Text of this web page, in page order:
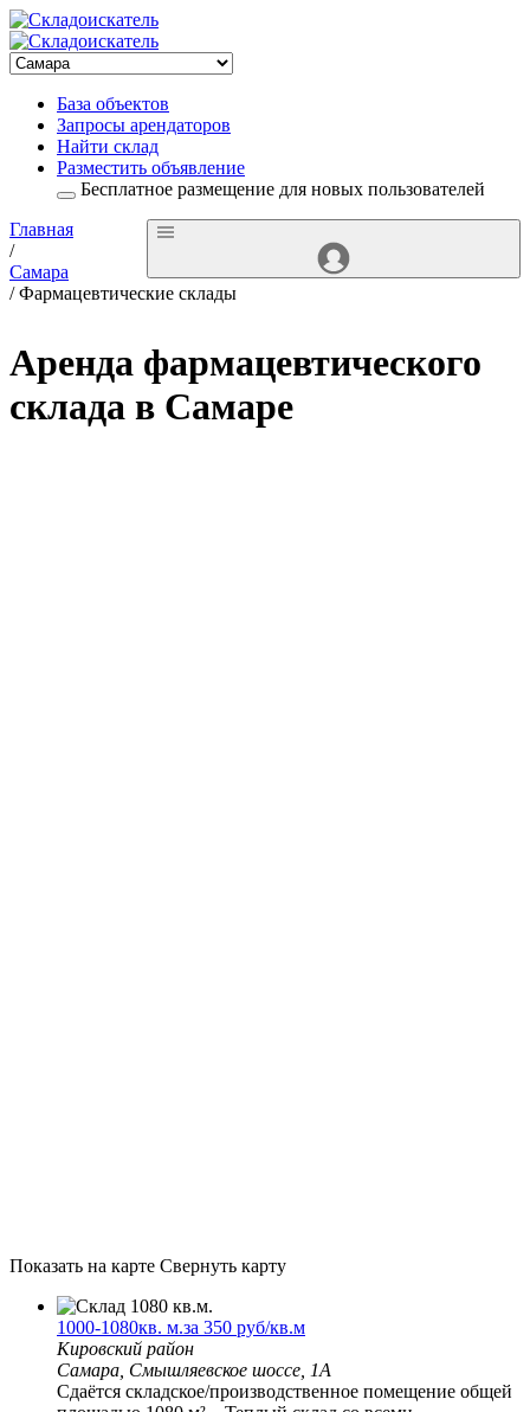
База объектов
Запросы арендаторов
Найти склад
Разместить объявление
Бесплатное размещение для новых пользователей
Главная
/
Самара
/ Фармацевтические склады
Аренда фармацевтического
склада в Самаре
Показать на карте Свернуть карту
1000-1080кв. м.за 350 руб/кв.м
Кировский район
Самара, Смышляевское шоссе, 1А
Сдаётся складское/производственное помещение общей